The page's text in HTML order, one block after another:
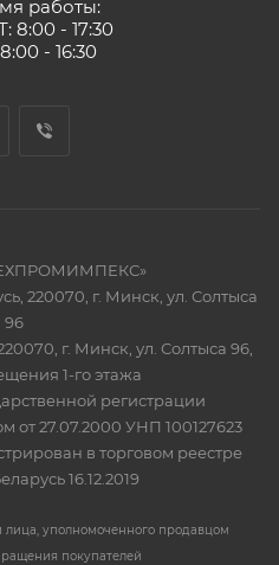
работы:
8:00 - 17:30
- 16:30
220070, г. Минск, ул. Солтыса
96
г. Минск, ул. Солтыса 96,
1-го этажа
регистрации
27.07.2000 УНП 100127623
в торговом реестре
16.12.2019
уполномоченного продавцом
покупателей